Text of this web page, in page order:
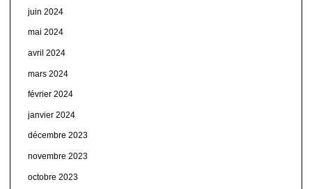
juin 2024
mai 2024
avril 2024
mars 2024
février 2024
janvier 2024
décembre 2023
novembre 2023
octobre 2023